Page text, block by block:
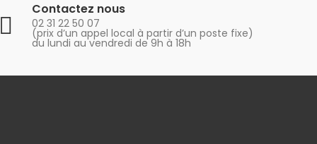
Contactez nous
02 31 22 50 07
(prix d’un appel local à partir d’un poste fixe)
du lundi au vendredi de 9h à 18h